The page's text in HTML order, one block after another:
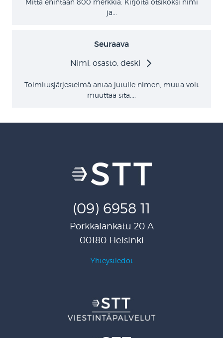
ja...
Seuraava
Nimi, osasto, deski
Toimitusjärjestelmä antaa jutulle nimen, mutta voit
muuttaa sitä....
(09) 6958 11
Porkkalankatu 20 A
00180 Helsinki
Yhteystiedot